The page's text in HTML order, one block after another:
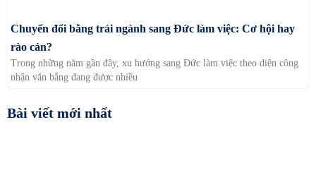
Chuyển đổi bằng trái ngành sang Đức làm việc: Cơ hội hay
rào cản?
Trong những năm gần đây, xu hướng sang Đức làm việc theo diện công
nhận văn bằng đang được nhiều
Bài viết mới nhất